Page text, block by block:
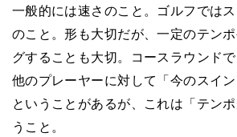
一般的には速さのこと。ゴルフでは
のこと。形も大切だが、一定のテン
グすることも大切。コースラウンド
他のプレーヤーに対して「今のスイ
ということがあるが、これは「テン
うこと。